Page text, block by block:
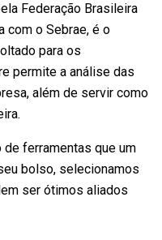
Federação Brasileira
com o Sebrae, é o
para os
permite a análise das
além de servir como
de ferramentas que um
bolso, selecionamos
ser ótimos aliados